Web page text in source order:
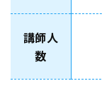
講師人
数